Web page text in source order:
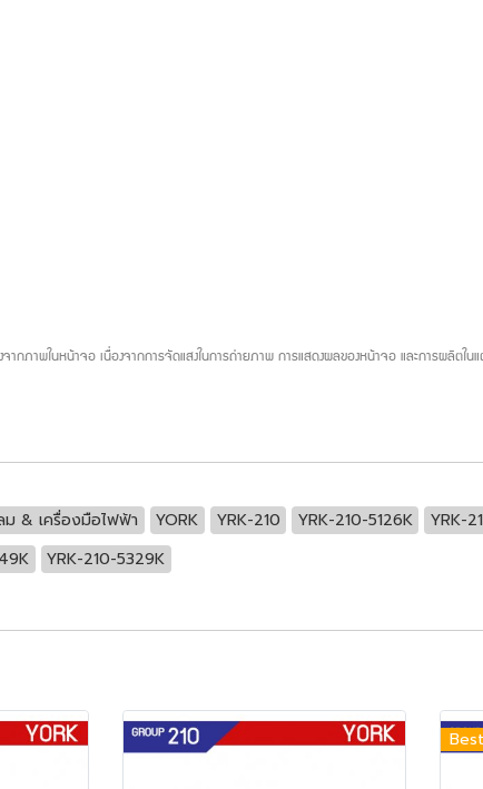
ากภาพในหน้าจอ เนื่องจากการจัดแสงในการถ่ายภาพ การแสดงผลของหน้าจอ และการผลิตใ
ม & เครื่องมือไฟฟ้า YORK YRK-210 YRK-210-5126K YRK-
YRK-210-5329K